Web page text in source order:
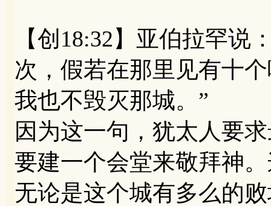
【创18:32】亚伯拉罕说
次，假若在那里见有十
我也不毁灭那城。”
因为这一句，犹太人要
要建一个会堂来敬拜神
无论是这个城有多么的